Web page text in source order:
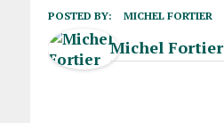
POSTED BY: MICHEL FORTIER
Michel Fortier